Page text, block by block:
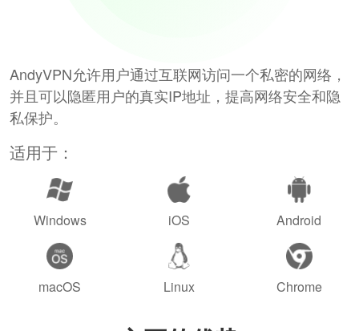
AndyVPN允许用户通过互联网访问一个私密的网络，
并且可以隐匿用户的真实IP地址，提高网络安全和隐
私保护。
适用于：
Windows iOS Android
macOS Linux Chrome